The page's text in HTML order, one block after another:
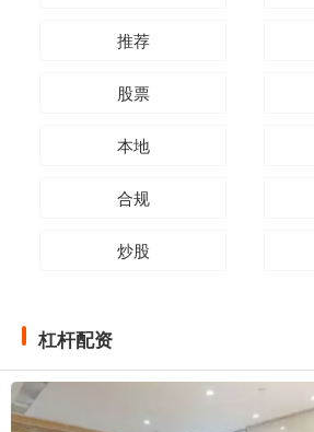
推荐
股票
本地
合规
炒股
杠杆配资